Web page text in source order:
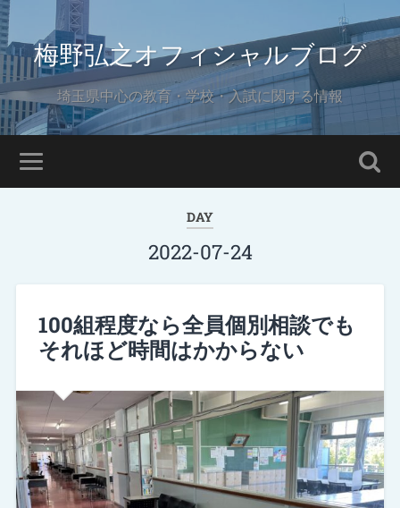
梅野弘之オフィシャルブログ
埼玉県中心の教育・学校・入試に関する情報
DAY
2022-07-24
100組程度なら全員個別相談でも
それほど時間はかからない